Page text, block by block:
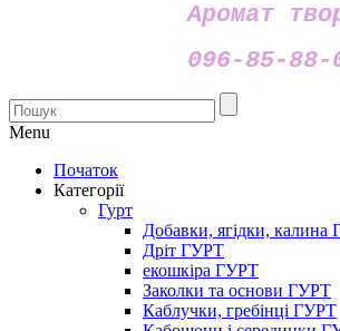
Аромат
096-85-88-
Menu
Початок
Категорії
Гурт
Добавки, ягідки, калина
Дріт ГУРТ
екошкіра ГУРТ
Заколки та основи ГУРТ
Каблучки, гребінці ГУРТ